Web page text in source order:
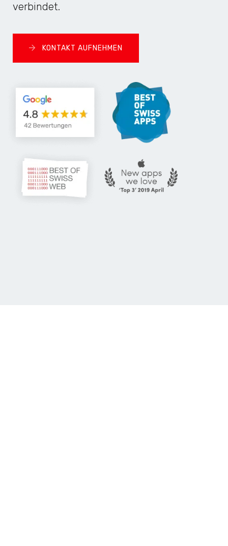
verbindet.
KONTAKT AUFNEHMEN